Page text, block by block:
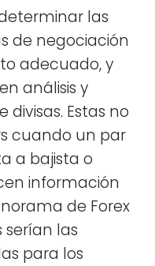
las
de negociación
adecuado, y
análisis y
divisas. Estas no
cuando un par
a bajista o
información
de Forex
serían las
para los